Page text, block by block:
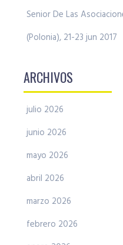
Senior De Las
(Polonia), 21-23 jun 2017
ARCHIVOS
julio 2026
junio 2026
mayo 2026
abril 2026
marzo 2026
febrero 2026